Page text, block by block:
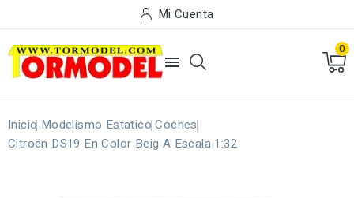
Mi Cuenta

0
Inicio Modelismo Estatico Coches
Citroën DS19 En Color Beig A Escala 1:32